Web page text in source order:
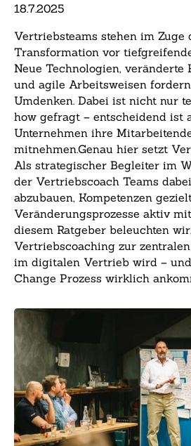
18.7.2025
Vertriebsteams stehen im Zuge
Transformation vor
Neue Technologien, veränderte
und agile Arbeitsweisen
Umdenken. Dabei ist nicht nur
how gefragt – entscheidend ist
Unternehmen ihre
mitnehmen.Genau hier setzt
Als strategischer Begleiter im
der Vertriebscoach Teams
abzubauen, Kompetenzen
Veränderungsprozesse aktiv
diesem Ratgeber beleuchten
Vertriebscoaching zur
im digitalen Vertrieb wird –
Change Prozess wirklich